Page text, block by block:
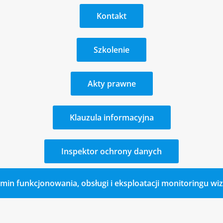
Kontakt
Szkolenie
Akty prawne
Klauzula informacyjna
Inspektor ochrony danych
funkcjonowania, obsługi i eksploatacji monitoringu